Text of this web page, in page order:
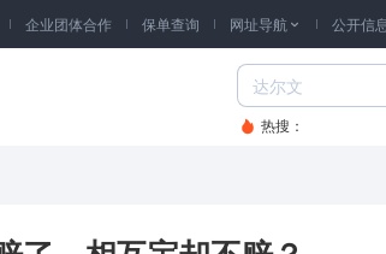
企业团体合作 保单查询 网址导航  公开信
热搜：